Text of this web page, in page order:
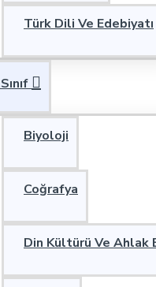
Türk Dili Ve Edebiyatı
Biyoloji
Coğrafya
Din Kültürü Ve Ahlak